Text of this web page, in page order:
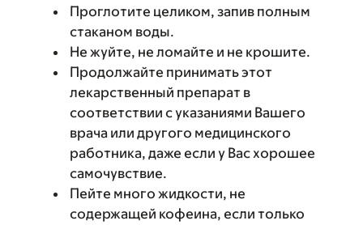
Проглотите целиком, запив полным
стаканом воды.
Не жуйте, не ломайте и не крошите.
Продолжайте принимать этот
лекарственный препарат в
соответствии с указаниями Вашего
врача или другого медицинского
работника, даже если у Вас хорошее
самочувствие.
Пейте много жидкости, не
содержащей кофеина, если только